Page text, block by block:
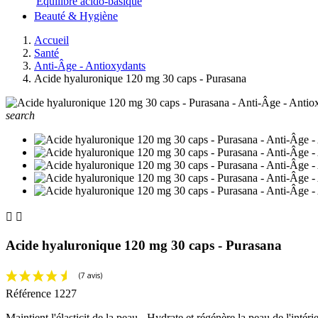
Beauté & Hygiène
Accueil
Santé
Anti-Âge - Antioxydants
Acide hyaluronique 120 mg 30 caps - Purasana
search
 
Acide hyaluronique 120 mg 30 caps - Purasana
Référence 1227